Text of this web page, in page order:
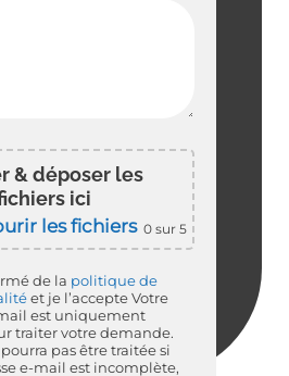
& déposer les
ici
les fichiers 0 sur 5
de la politique de
et je l’accepteVotre
est uniquement
traiter votre demande.
pas être traitée si
e-mail est incomplète,